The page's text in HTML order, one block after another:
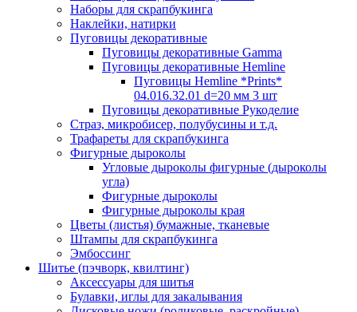
Наборы для скрапбукинга
Наклейки, натирки
Пуговицы декоративные
Пуговицы декоративные Gamma
Пуговицы декоративные Hemline
Пуговицы Hemline *Prints*
04.016.32.01 d=20 мм 3 шт
Пуговицы декоративные Рукоделие
Страз, микробисер, полубусины и т.д.
Трафареты для скрапбукинга
Фигурные дыроколы
Угловые дыроколы фигурные (дыроколы
угла)
Фигурные дыроколы
Фигурные дыроколы края
Цветы (листья) бумажные, тканевые
Штампы для скрапбукинга
Эмбоссинг
Шитье (пэчворк, квилтинг)
Аксессуары для шитья
Булавки, иглы для закалывания